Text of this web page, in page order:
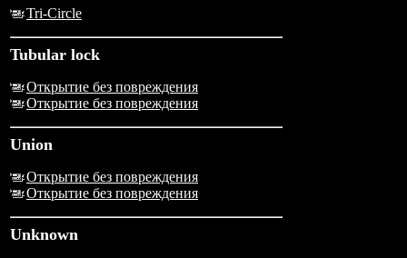
Tri-Circle
Tubular lock
Открытие без повреждения
Открытие без повреждения
Union
Открытие без повреждения
Открытие без повреждения
Unknown